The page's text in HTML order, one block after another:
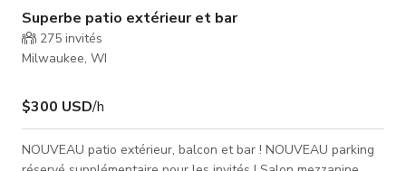
Superbe patio extérieur et bar
275 invités
Milwaukee, WI
$300 USD/h
NOUVEAU patio extérieur, balcon et bar ! NOUVEAU parking